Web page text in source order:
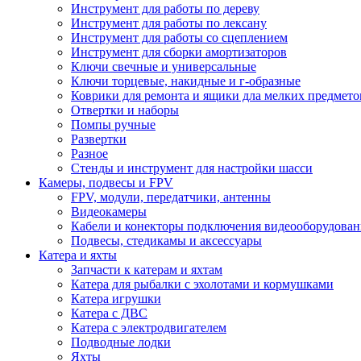
Инструмент для работы по дереву
Инструмент для работы по лексану
Инструмент для работы со сцеплением
Инструмент для сборки амортизаторов
Ключи свечные и универсальные
Ключи торцевые, накидные и г-образные
Коврики для ремонта и ящики дла мелких
Отвертки и наборы
Помпы ручные
Развертки
Разное
Стенды и инструмент для настройки шасси
Камеры, подвесы и FPV
FPV, модули, передатчики, антенны
Видеокамеры
Кабели и конекторы подключения
Подвесы, стедикамы и аксессуары
Катера и яхты
Запчасти к катерам и яхтам
Катера для рыбалки с эхолотами и кормушками
Катера игрушки
Катера с ДВС
Катера с электродвигателем
Подводные лодки
Яхты